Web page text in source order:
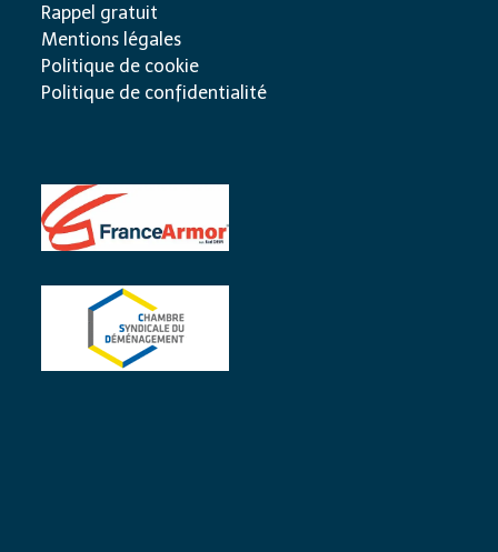
Rappel gratuit
Mentions légales
Politique de cookie
Politique de confidentialité